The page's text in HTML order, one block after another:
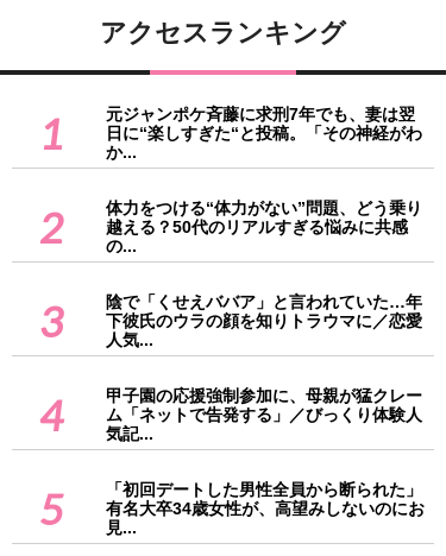
アクセスランキング
1
元ジャンポケ斉藤に求刑7年でも、妻は翌
日に“楽しすぎた“と投稿。「その神経がわ
か...
2
体力をつける“体力がない”問題、どう乗り
越える？50代のリアルすぎる悩みに共感
の...
3
陰で「くせえババア」と言われていた…年
下彼氏のウラの顔を知りトラウマに／恋愛
人気...
4
甲子園の応援強制参加に、母親が猛クレー
ム「ネットで告発する」／びっくり体験人
気記...
5
「初回デートした男性全員から断られた」
有名大卒34歳女性が、高望みしないのにお
見...